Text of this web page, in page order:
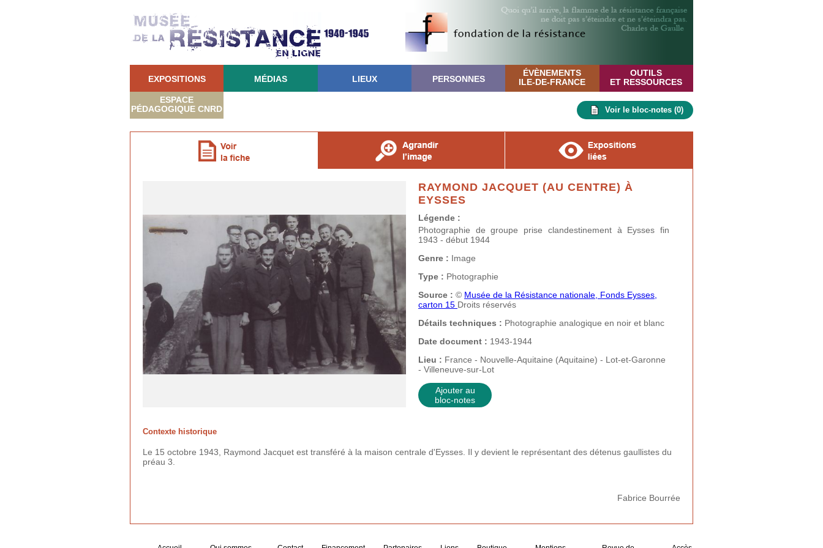
EXPOSITIONS MÉDIAS LIEUX PERSONNES
ÉVÈNEMENTS
ILE-DE-FRANCE
OUTILS
ET RESSOURCES
ESPACE
PÉDAGOGIQUE CNRD Voir le bloc-notes (0)
RAYMOND JACQUET (AU CENTRE) À
EYSSES
Légende :
Photographie de groupe prise clandestinement à Eysses fin
1943 - début 1944
Genre : Image
Type : Photographie
Source : © Musée de la Résistance nationale, Fonds Eysses,
carton 15 Droits réservés
Détails techniques : Photographie analogique en noir et blanc
Date document : 1943-1944
Lieu : France - Nouvelle-Aquitaine (Aquitaine) - Lot-et-Garonne
- Villeneuve-sur-Lot
Ajouter au
bloc-notes
Contexte historique
Le 15 octobre 1943, Raymond Jacquet est transféré à la maison centrale d'Eysses. Il y devient le représentant des détenus gaullistes du
préau 3.
Fabrice Bourrée